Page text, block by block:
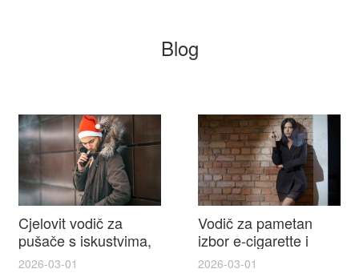
Blog
Cjelovit vodič za
pušače s iskustvima,
recenzijama i
2026-03-01
Vodič za pametan
izbor e-cigarette i
savjeti kako postići
2026-03-01